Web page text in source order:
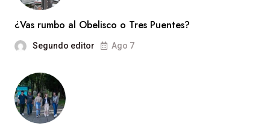
¿Vas rumbo al Obelisco o Tres Puentes?
Segundo editor Ago 7